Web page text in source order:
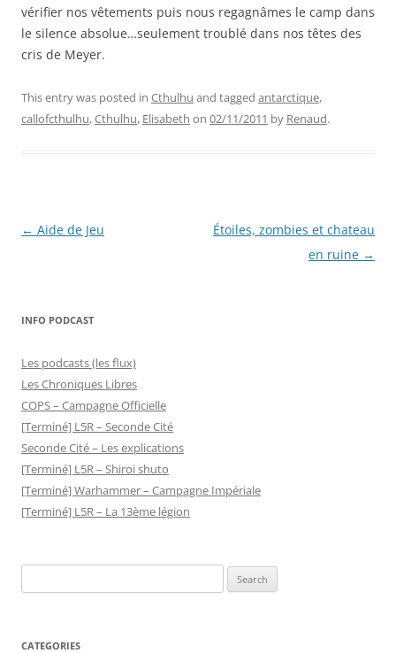
vérifier nos vêtements puis nous regagnâmes le camp dans
le silence absolue…seulement troublé dans nos têtes des
cris de Meyer.
This entry was posted in Cthulhu and tagged antarctique,
callofcthulhu,Cthulhu, Elisabeth on 02/11/2011 by Renaud.
Post
← Aide de Jeu
Étoiles, zombies et chateau
en ruine →
INFO PODCAST
Les podcasts (les flux)
Les Chroniques Libres
COPS – Campagne Officielle
[Terminé] L5R – Seconde Cité
Seconde Cité – Les explications
[Terminé] L5R – Shiroi shuto
[Terminé] Warhammer – Campagne Impériale
[Terminé] L5R – La 13ème légion
for:
CATEGORIES